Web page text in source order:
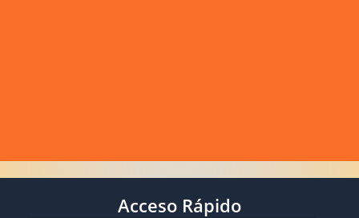
Acceso Rápido